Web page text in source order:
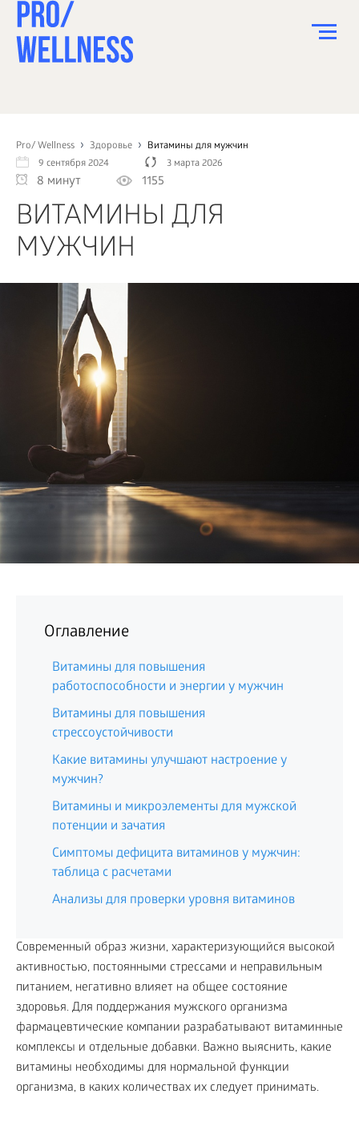
Pro/ Wellness Здоровье
Витамины для мужчин
9 сентября 2024
3 марта 2026
8 минут 1155
ВИТАМИНЫ ДЛЯ
МУЖЧИН
Оглавление
Витамины для повышения
работоспособности и энергии у мужчин
Витамины для повышения
стрессоустойчивости
Какие витамины улучшают настроение у
мужчин?
Витамины и микроэлементы для мужской
потенции и зачатия
Симптомы дефицита витаминов у мужчин:
таблица с расчетами
Анализы для проверки уровня витаминов
Современный образ жизни, характеризующийся высокой
активностью, постоянными стрессами и неправильным
питанием, негативно влияет на общее состояние
здоровья. Для поддержания мужского организма
фармацевтические компании разрабатывают витаминные
комплексы и отдельные добавки. Важно выяснить, какие
витамины необходимы для нормальной функции
организма, в каких количествах их следует принимать.
СПОРТ
ЗДОРОВЬЕ
КРАСОТА
ПСИХОЛОГИЯ
КАК?
БИЗНЕС